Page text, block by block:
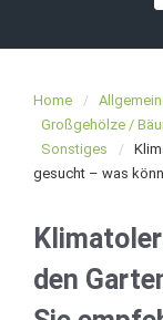
Home Allgemein
Großgehölze /
Sonstiges
gesucht – was
den